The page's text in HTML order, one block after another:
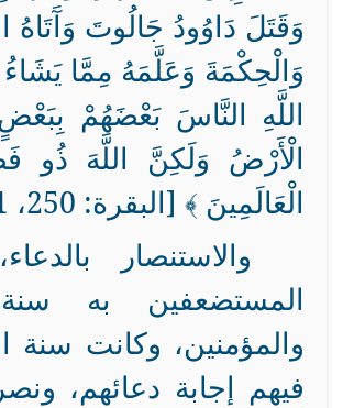
وَقَتَلَ دَاوُودُ جَالُوتَ وَآَتَاهُ
وَالْحِكْمَةَ وَعَلَّمَهُ مِمَّا يَشَاءُ
اللَّهِ النَّاسَ بَعْضَهُمْ
الْأَرْضُ وَلَكِنَّ اللَّهَ ذُو
الْعَالَمِينَ ﴾ [البقرة: 250، 251].
والاستنصار
المستضعفين به سنة
والمؤمنين، وكانت سنة
فيهم إجابة دعائهم،